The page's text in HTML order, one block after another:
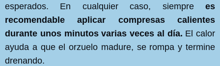
esperados. En cualquier caso, siempre es
recomendable aplicar compresas calientes
durante unos minutos varias veces al día. El calor
ayuda a que el orzuelo madure, se rompa y termine
drenando.